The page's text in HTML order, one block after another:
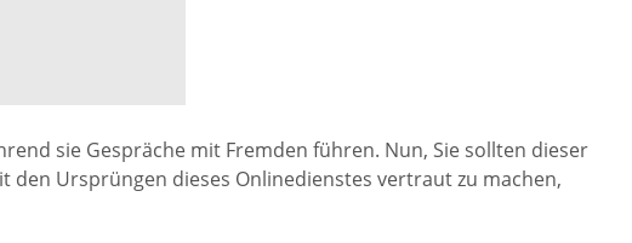
sie Gespräche mit Fremden führen. Nun, Sie sollten dieser
Ursprüngen dieses Onlinedienstes vertraut zu machen,